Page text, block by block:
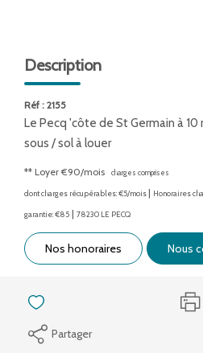
Description
Réf : 2155
Le Pecq 'côte de St Germain à 10
sous / sol à louer
** Loyer €90/mois charges comprises
dont charges récupérables: €5/mois| Honoraires
garantie: €85 | 78230 LE PECQ
Nos honoraires Nous
Partager